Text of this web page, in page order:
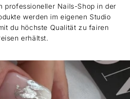
professioneller Nails-Shop in der
werden im eigenen Studio
du höchste Qualität zu fairen
erhältst.